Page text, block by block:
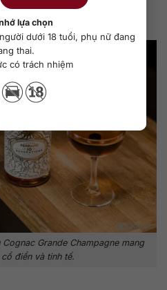
lựa chọn
dưới 18 tuổi, phụ nữ đang
thai.
có trách nhiệm
Grande Champagne mang
điển và tinh tế.